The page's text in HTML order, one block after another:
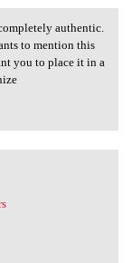
is
authentic.
to mention this
you to place it in a